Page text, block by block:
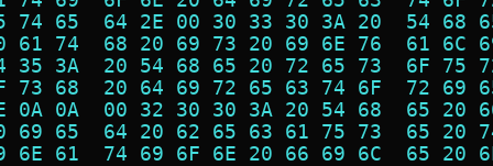
74 65  64 2E 00 30 33 30 3A 20  54
61 74  68 20 69 73 20 69 6E 76  61
35 3A  20 54 68 65 20 72 65 73  6F
73 68  20 64 69 72 65 63 74 6F  72
0A 0A  00 32 30 30 3A 20 54 68  65
69 65  64 20 62 65 63 61 75 73  65
6E 61  74 69 6F 6E 20 66 69 6C  65